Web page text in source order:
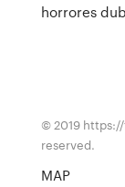
horrores
© 2019
reserved.
MAP